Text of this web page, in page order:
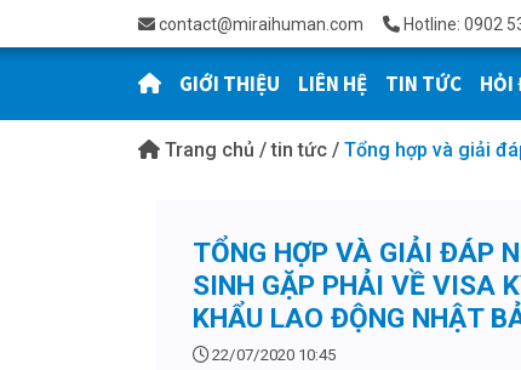
contact@miraihuman.com Hotline: 0902
GIỚI THIỆU LIÊN HỆ TIN TỨC HỎI
Trang chủ / tin tức / Tổng hợp và giải
TỔNG HỢP VÀ GIẢI ĐÁP
SINH GẶP PHẢI VỀ VISA
KHẨU LAO ĐỘNG NHẬT
22/07/2020 10:45